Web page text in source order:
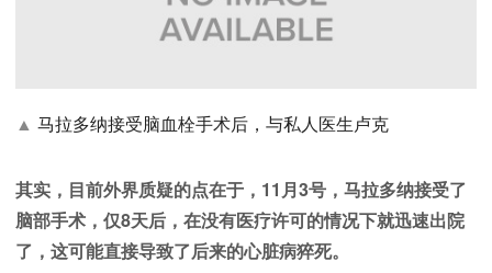
▲ 马拉多纳接受脑血栓手术后，与私人医生卢克
其实，目前外界质疑的点在于，11月3号，马拉多纳接受了
脑部手术，仅8天后，在没有医疗许可的情况下就迅速出院
了，这可能直接导致了后来的心脏病猝死。